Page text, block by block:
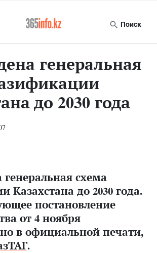
Поиск
генеральная
до 2030 года
схема
Казахстана до 2030 года.
постановление
от 4 ноября
в официальной печати,
.